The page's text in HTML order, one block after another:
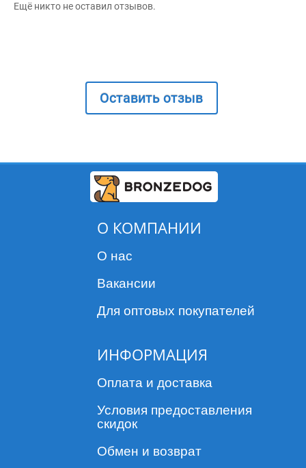
Ещё никто не оставил отзывов.
Оставить отзыв
О КОМПАНИИ
О нас
Вакансии
Для оптовых покупателей
ИНФОРМАЦИЯ
Оплата и доставка
Условия предоставления
скидок
Обмен и возврат